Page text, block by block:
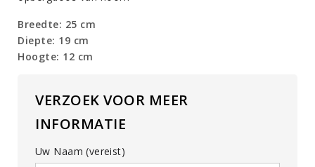
Breedte: 25 cm
Diepte: 19 cm
Hoogte: 12 cm
VERZOEK VOOR MEER
INFORMATIE
Uw Naam (vereist)